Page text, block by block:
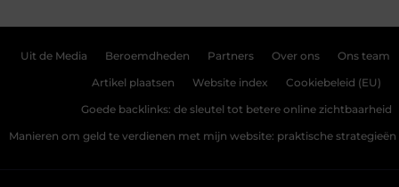
Uit de Media Beroemdheden Partners Over ons Ons team
Artikel plaatsen Website index Cookiebeleid (EU)
Goede backlinks: de sleutel tot betere online zichtbaarheid
Manieren om geld te verdienen met mijn website: praktische strategieën